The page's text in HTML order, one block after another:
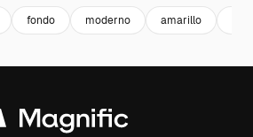
fondo moderno amarillo